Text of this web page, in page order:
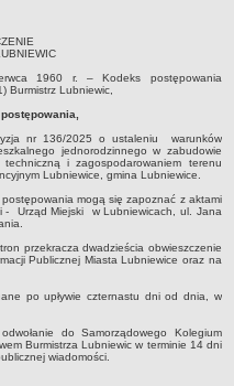
1960 r. – Kodeks postępowania
Burmistrz Lubniewic,
nr 136/2025 o ustaleniu warunków
jednorodzinnego w zabudowie
i zagospodarowaniem terenu
Lubniewice, gmina Lubniewice.
mogą się zapoznać z aktami
Urząd Miejski w Lubniewicach, ul. Jana
przekracza dwadzieścia obwieszczenie
Publicznej Miasta Lubniewice oraz na
po upływie czternastu dni od dnia, w
do Samorządowego Kolegium
Burmistrza Lubniewic w terminie 14 dni
wiadomości.